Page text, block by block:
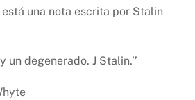
una nota escrita por Stalin
un degenerado. J Stalin.’’